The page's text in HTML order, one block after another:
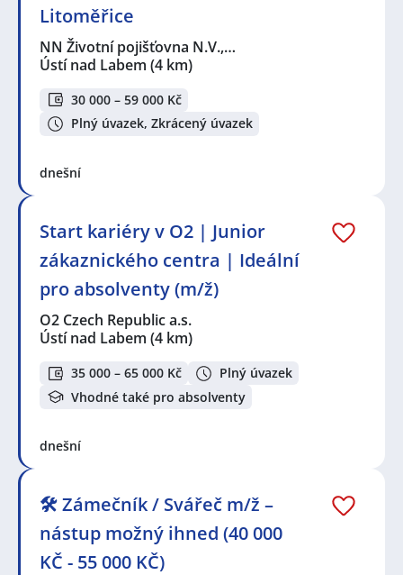
Litoměřice
NN Životní pojišťovna N.V.,…
Ústí nad Labem (4 km)
30 000 – 59 000 Kč
Plný úvazek, Zkrácený úvazek
dnešní
Start kariéry v O2 | Junior
zákaznického centra | Ideální
pro absolventy (m/ž)
O2 Czech Republic a.s.
Ústí nad Labem (4 km)
35 000 – 65 000 Kč
Plný úvazek
Vhodné také pro absolventy
dnešní
🛠️ Zámečník / Svářeč m/ž –
nástup možný ihned (40 000
KČ - 55 000 KČ)